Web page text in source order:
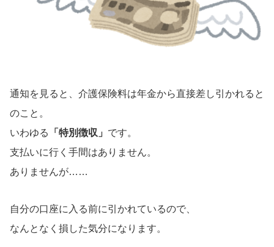
通知を見ると、介護保険料は年金から直接差し引かれると
のこと。
いわゆる
「特別徴収」 です。
支払いに行く手間はありません。
ありませんが……
自分の口座に入る前に引かれているので、
なんとなく損した気分になります。